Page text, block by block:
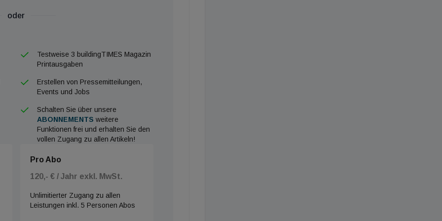
hochwertiger Produkte weiter ausbauen
weltweit besser bedienen können. Passend dazu
International, Inc.) stand bereits zu Beginn des
dem Mittleren Osten und Asien ist es sehr wichtig,
liefern zu können,“ betonte Geschäftsführer Kurt
die ISH in Frankfurt im März
ebenfalls schon vor. Zahlreiche Produkte aus
Hause Systemair werden dem nationalen und
oder
Testweise 3 buildingTIMES Magazin
Printausgaben
Erstellen von Pressemitteilungen,
Events und Jobs
Schalten Sie über unsere
ABONNEMENTS weitere
Funktionen frei und erhalten Sie den
vollen Zugang zu allen Artikeln!
Pro Abo
120,- € / Jahr exkl. MwSt.
Unlimitierter Zugang zu allen
Leistungen inkl. 5 Personen Abos